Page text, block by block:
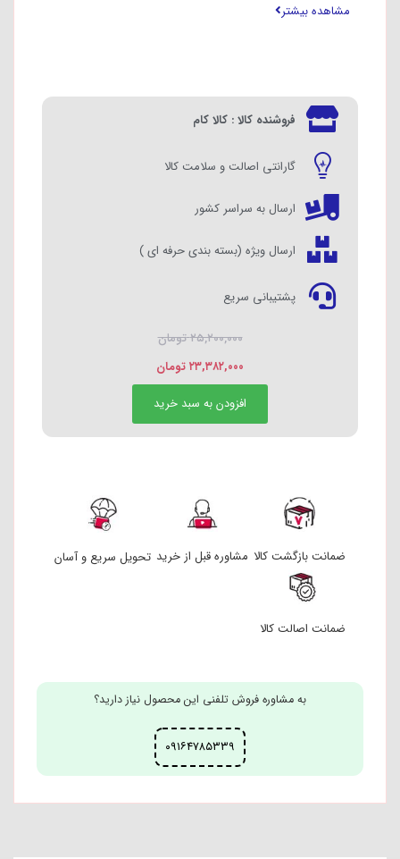
مشاهده بیشتر
فروشنده کالا : کالا کام
گارانتی اصالت و سلامت کالا
ارسال به سراسر کشور
ارسال ویژه (بسته بندی حرفه ای )
پشتیبانی سریع
۲۵,۲۰۰,۰۰۰تومان
۲۳,۳۸۲,۰۰۰تومان
افزودن به سبد خرید
ضمانت بازگشت کالا مشاوره قبل از خرید تحویل سریع و آسان
ضمانت اصالت کالا
به مشاوره فروش تلفنی این محصول نیاز دارید؟
۰۹۱۶۴۷۸۵۳۳۹